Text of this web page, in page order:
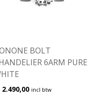
BOLT
6ARM PURE
2.490,00 incl btw